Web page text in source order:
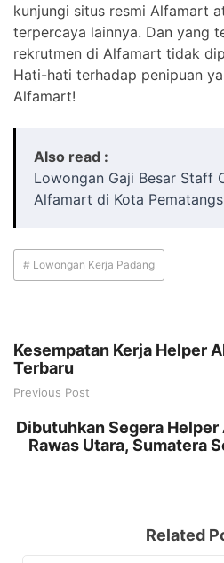
kunjungi situs resmi Alfamart
terpercaya lainnya. Dan yang
rekrutmen di Alfamart tidak
Hati-hati terhadap penipuan
Alfamart!
Also read :
Lowongan Gaji Besar Staff
Alfamart di Kota
# Lowongan Kerja Padang
Kesempatan Kerja Helper
Terbaru
Previous Post
Dibutuhkan Segera
Rawas Utara, Sumatera
Related